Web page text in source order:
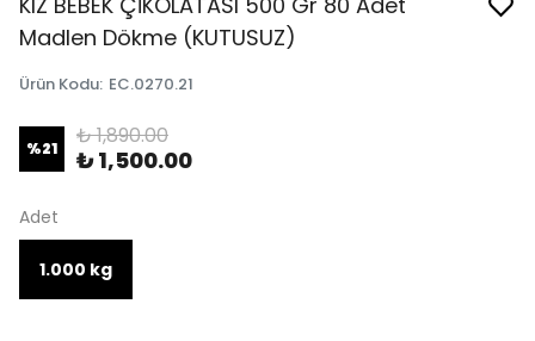
Madlen Dökme (KUTUSUZ)
Ürün Kodu: EC.0270.21
%21 ₺ 1,890.00
₺ 1,500.00
Adet
1.000 kg